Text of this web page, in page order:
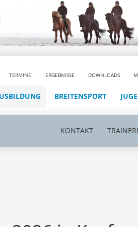
TERMINE ERGEBNISSE DOWNLOADS
BREITENSPORT
KONTAKT